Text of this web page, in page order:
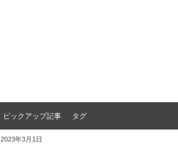
ピックアップ記事 タグ
2023年3月1日